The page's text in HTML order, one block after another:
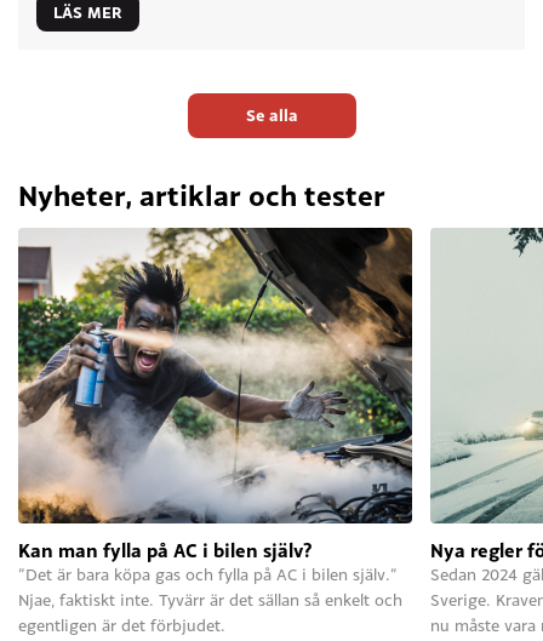
LÄS MER
Se alla
Nyheter, artiklar och tester
Kan man fylla på AC i bilen själv?
”Det är bara köpa gas och fylla på AC i bilen själv.”
Njae, faktiskt inte. Tyvärr är det sällan så enkelt och
egentligen är det förbjudet.
Nya regler
Sedan 2024
Sverige.
nu måste vara